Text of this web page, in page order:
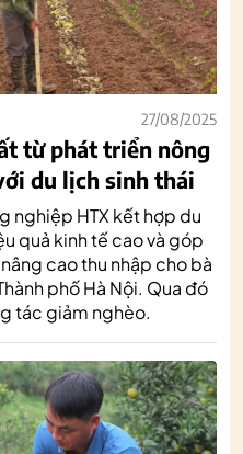
27/08/2025
từ phát triển nông
du lịch sinh thái
nghiệp HTX kết hợp du
quả kinh tế cao và góp
cao thu nhập cho bà
phố Hà Nội. Qua đó
tác giảm nghèo.